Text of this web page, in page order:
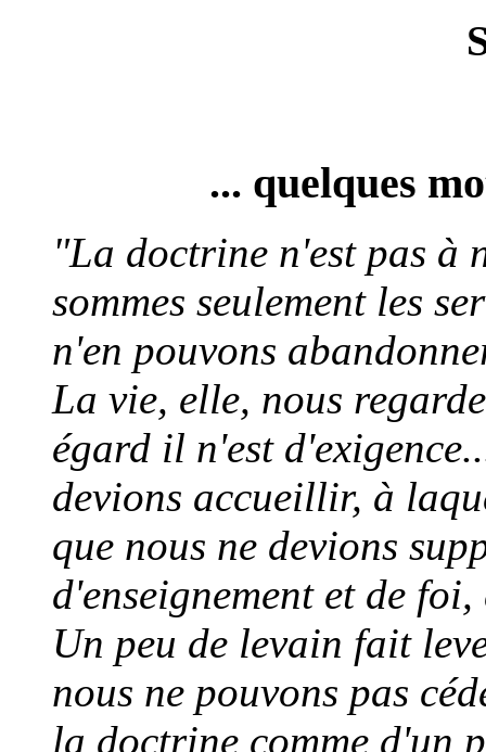
... quelques
"La doctrine n'est pas à
sommes seulement les
n'en pouvons
La vie, elle, nous
égard il n'est
devions accueillir, à
que nous ne devions
d'enseignement et de
Un peu de levain fait
nous ne pouvons pas
la doctrine comme d'un